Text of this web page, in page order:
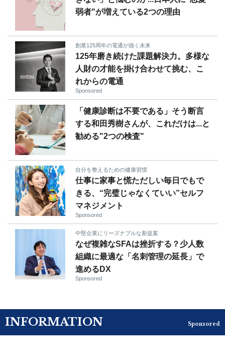
弱者"が増えている2つの理由
創業125周年の電通が描く未来
125年磨き続けた課題解決力。多様な
人財の才能を掛け合わせて挑む、こ
れからの電通
Sponsored
「健康診断は不要である」そう断言
する和田秀樹さんが、これだけは...と
勧める"2つの検査"
自分を整えるための健康習慣
仕事に家事と慌ただしい毎日でもで
きる、“完璧じゃなくていい”セルフ
マネジメント
Sponsored
中堅企業にリーズナブルな新提案
なぜ複雑なSFAは挫折する？少人数
組織に最適な「名刺管理の延長」で
進めるDX
Sponsored
INFORMATION Sponsored